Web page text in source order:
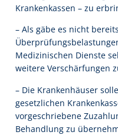
Krankenkassen – zu
– Als gäbe es nicht
Medizinischen Dienste
weitere Verschärfungen
– Die Krankenhäuser
gesetzlichen
vorgeschriebene
Behandlung zu